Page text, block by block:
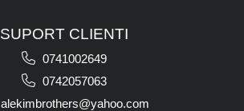
SUPORT CLIENTI
0741002649
0742057063
alekimbrothers@yahoo.com